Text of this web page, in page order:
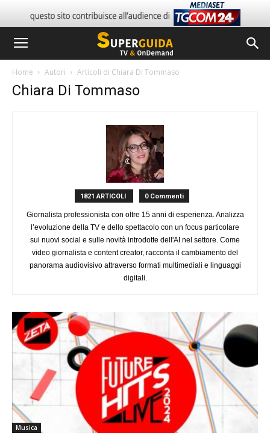
Home Autori Articoli di Chiara Di Tommaso
Chiara Di Tommaso
1821 ARTICOLI 0 Commenti
Giornalista professionista con oltre 15 anni di esperienza. Analizza
l’evoluzione della TV e dello spettacolo con un focus particolare
sui nuovi social e sulle novità introdotte dell'AI nel settore. Come
video giornalista e content creator, racconta il cambiamento del
panorama audiovisivo attraverso formati multimediali e linguaggi
digitali.
Musica